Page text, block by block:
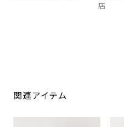
店
関連アイテム